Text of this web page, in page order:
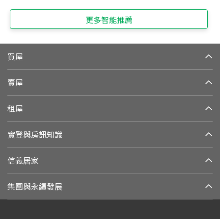
更多智能推薦
買屋
賣屋
租屋
實登與房訊知識
信義居家
集團與永續發展